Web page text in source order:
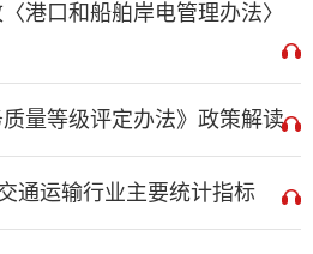
港口和船舶岸电管理办法〉
质量等级评定办法》政策解读
通运输行业主要统计指标